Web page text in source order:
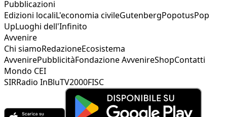
Pubblicazioni
Edizioni localiL'economia civileGutenbergPopotusPop
UpLuoghi dell'Infinito
Avvenire
Chi siamoRedazioneEcosistema
AvvenirePubblicitàFondazione AvvenireShopContatti
Mondo CEI
SIRRadio InBluTV2000FISC